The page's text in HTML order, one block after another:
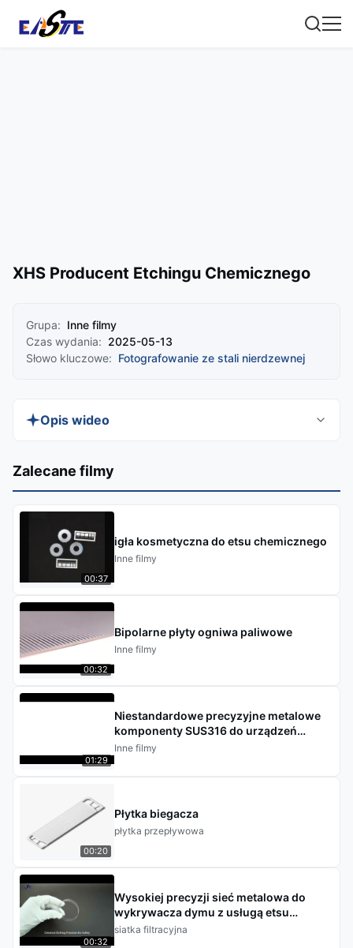
XHS Producent Etchingu Chemicznego
Grupa: Inne filmy
Czas wydania: 2025-05-13
Słowo kluczowe: Fotografowanie ze stali nierdzewnej
Opis wideo
Discover XHS Chemical Etching Manufacturer's
hardware. Our advanced etching technology
delivers intricate, durable designs with superior
corrosion resistance and versatile finishes.
decorative accents.
Zalecane filmy
00:37
igła kosmetyczna do etsu chemicznego
Inne filmy
00:32
Bipolarne płyty ogniwa paliwowe
Inne filmy
01:29
Niestandardowe precyzyjne metalowe
komponenty SUS316 do urządzeń
medycznych z obróbką
Inne filmy
00:20
Płytka biegacza
płytka przepływowa
00:32
Wysokiej precyzji sieć metalowa do
wykrywacza dymu z usługą etsu
chemicznego
siatka filtracyjna